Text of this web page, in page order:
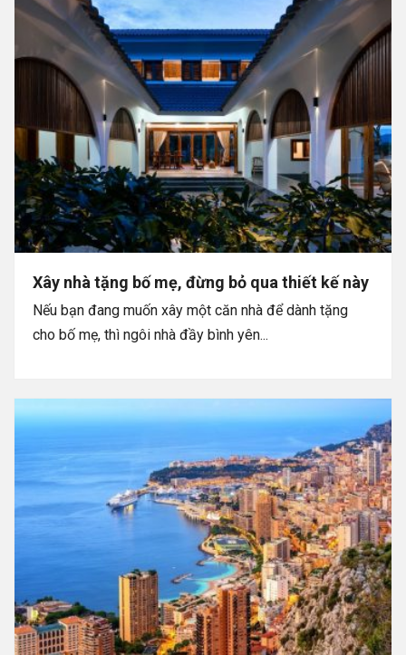
Xây nhà tặng bố mẹ, đừng bỏ qua thiết kế này
Nếu bạn đang muốn xây một căn nhà để dành tặng
cho bố mẹ, thì ngôi nhà đầy bình yên...